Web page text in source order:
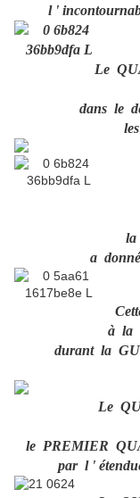
l '
Le
dans le
la
a
à la
durant la
Le
le PREMIER
par l '